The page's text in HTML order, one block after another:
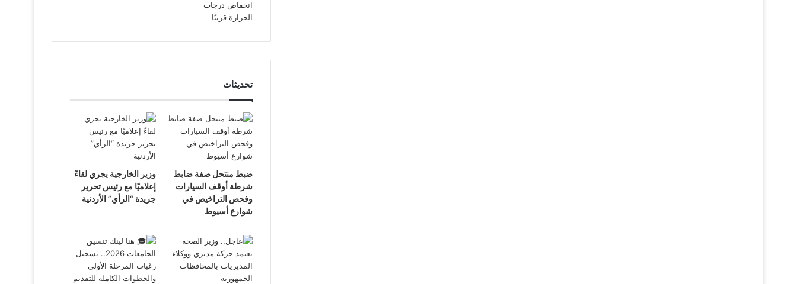
تحديثات
ضبط منتحل صفة ضابط
شرطة أوقف السيارات
وفحص التراخيص في
شوارع أسيوط
وزير الخارجية يجري لقاءً
إعلاميًا مع رئيس تحرير
جريدة “الرأي” الأردنية